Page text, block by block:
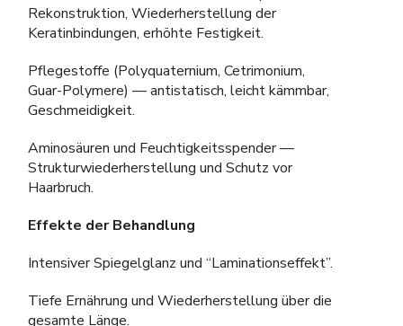
Rekonstruktion, Wiederherstellung der
Keratinbindungen, erhöhte Festigkeit.
Pflegestoffe (Polyquaternium, Cetrimonium,
Guar-Polymere) — antistatisch, leicht kämmbar,
Geschmeidigkeit.
Aminosäuren und Feuchtigkeitsspender —
Strukturwiederherstellung und Schutz vor
Haarbruch.
Effekte der Behandlung
Intensiver Spiegelglanz und “Laminationseffekt”.
Tiefe Ernährung und Wiederherstellung über die
gesamte Länge.